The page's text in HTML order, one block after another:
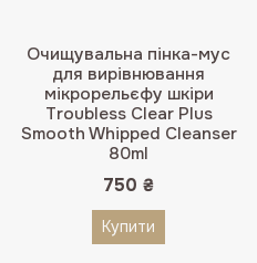
Очищувальна пінка-мус
для вирівнювання
мікрорельєфу шкіри
Troubless Clear Plus
Smooth Whipped Cleanser
80ml
750 ₴
Купити